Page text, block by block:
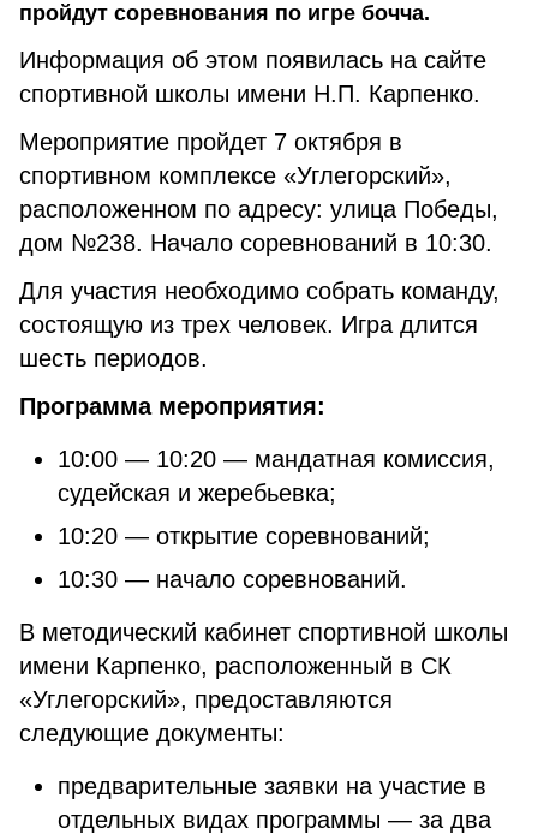
пройдут соревнования по игре бочча.
Информация об этом появилась на сайте
спортивной школы имени Н.П. Карпенко.
Мероприятие пройдет 7 октября в
спортивном комплексе «Углегорский»,
расположенном по адресу: улица Победы,
дом №238. Начало соревнований в 10:30.
Для участия необходимо собрать команду,
состоящую из трех человек. Игра длится
шесть периодов.
Программа мероприятия:
10:00 — 10:20 — мандатная комиссия,
судейская и жеребьевка;
10:20 — открытие соревнований;
10:30 — начало соревнований.
В методический кабинет спортивной школы
имени Карпенко, расположенный в СК
«Углегорский», предоставляются
следующие документы:
предварительные заявки на участие в
отдельных видах программы — за два